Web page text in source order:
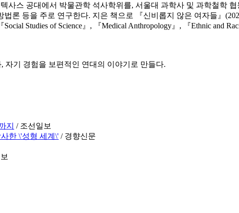
사스 공대에서 박물관학 석사학위를, 서울대 과학사 및 과학철학
론 등을 주로 연구한다. 지은 책으로 『신비롭지 않은 여자들』
Studies of Science』, 『Medical Anthropology』, 『Ethnic and
자기 경험을 보편적인 연대의 이야기로 만들다.
지 / 조선일보
한 \'성형 세계\' / 경향신문